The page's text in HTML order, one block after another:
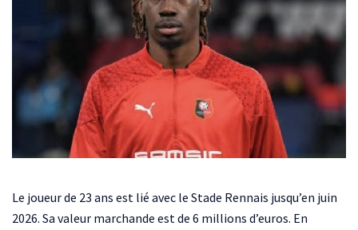
Le joueur de 23 ans est lié avec le Stade Rennais jusqu’en juin
2026. Sa valeur marchande est de 6 millions d’euros. En